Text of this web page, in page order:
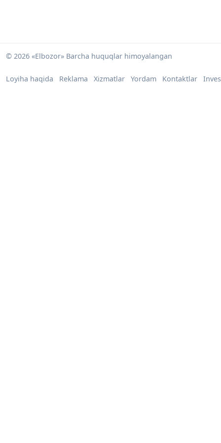
© 2026 «Elbozor» Barcha huquqlar himoyalangan
Loyiha haqida Reklama Xizmatlar Yordam Kontaktlar